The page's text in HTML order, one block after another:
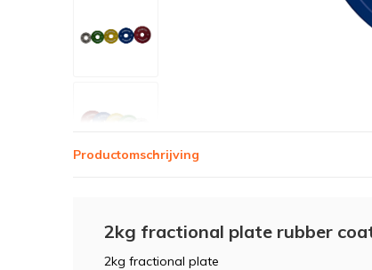
Productomschrijving
2kg fractional plate rubber
2kg fractional plate